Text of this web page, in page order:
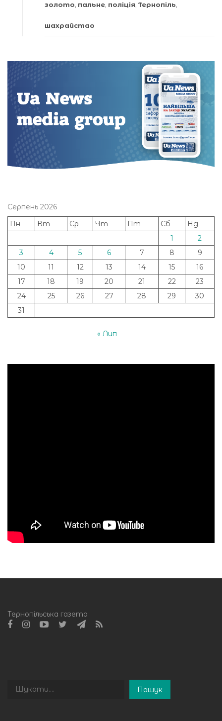
золото, пальне, поліція, Тернопіль,
шахрайстао
Серпень 2026
Пн
Вт Ср Чт Пт Сб
Нд
1
2
3
4 5 6 7 8
9
10
11 12 13 14 15
16
17
18 19 20 21 22
23
24
25 26 27 28 29
30
31
« Лип
Тернопільська газета
Пошук
Пошук